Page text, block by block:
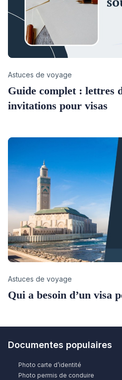
Category
Astuces de voyage
Guide complet : lettres
invitations pour visas
Category
Astuces de voyage
Qui a besoin d’un visa
Documentes populaires
Photo carte d’identité
Photo permis de conduire